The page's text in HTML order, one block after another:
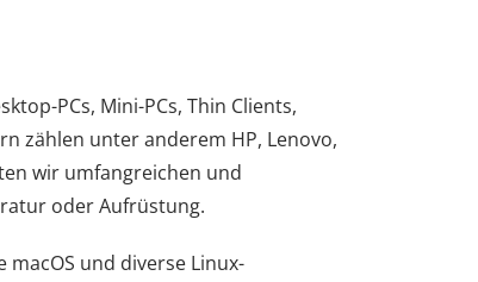
PCs, Mini-PCs, Thin Clients,
zählen unter anderem HP, Lenovo,
wir umfangreichen und
oder Aufrüstung.
und diverse Linux-